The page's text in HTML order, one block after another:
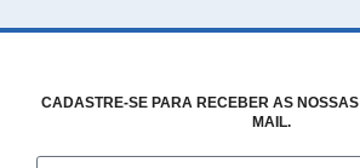
CADASTRE-SE PARA RECEBER AS
MAIL.